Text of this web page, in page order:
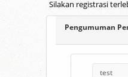
Silakan registrasi
Pengumuman